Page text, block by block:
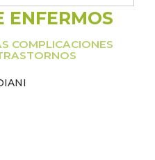
ENFERMOS
COMPLICACIONES